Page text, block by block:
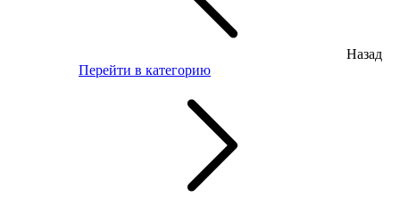
Назад
Перейти в категорию